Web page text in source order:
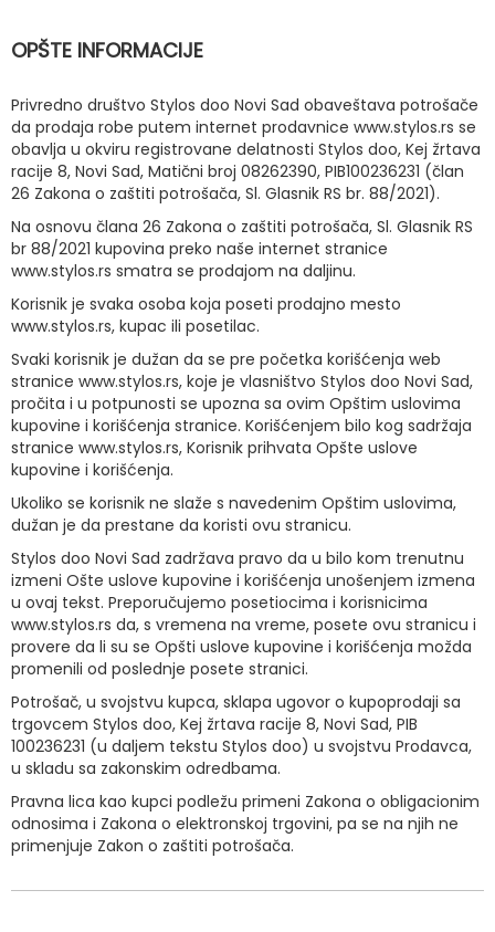
OPŠTE INFORMACIJE
Privredno društvo Stylos doo Novi Sad obaveštava potrošače
da prodaja robe putem internet prodavnice www.stylos.rs se
obavlja u okviru registrovane delatnosti Stylos doo, Kej žrtava
racije 8, Novi Sad, Matični broj 08262390, PIB100236231 (član
26 Zakona o zaštiti potrošača, Sl. Glasnik RS br. 88/2021).
Na osnovu člana 26 Zakona o zaštiti potrošača, Sl. Glasnik RS
br 88/2021 kupovina preko naše internet stranice
www.stylos.rs smatra se prodajom na daljinu.
Korisnik je svaka osoba koja poseti prodajno mesto
www.stylos.rs, kupac ili posetilac.
Svaki korisnik je dužan da se pre početka korišćenja web
stranice www.stylos.rs, koje je vlasništvo Stylos doo Novi Sad,
pročita i u potpunosti se upozna sa ovim Opštim uslovima
kupovine i korišćenja stranice. Korišćenjem bilo kog sadržaja
stranice www.stylos.rs, Korisnik prihvata Opšte uslove
kupovine i korišćenja.
Ukoliko se korisnik ne slaže s navedenim Opštim uslovima,
dužan je da prestane da koristi ovu stranicu.
Stylos doo Novi Sad zadržava pravo da u bilo kom trenutnu
izmeni Ošte uslove kupovine i korišćenja unošenjem izmena
u ovaj tekst. Preporučujemo posetiocima i korisnicima
www.stylos.rs da, s vremena na vreme, posete ovu stranicu i
provere da li su se Opšti uslove kupovine i korišćenja možda
promenili od poslednje posete stranici.
Potrošač, u svojstvu kupca, sklapa ugovor o kupoprodaji sa
trgovcem Stylos doo, Kej žrtava racije 8, Novi Sad, PIB
100236231 (u daljem tekstu Stylos doo) u svojstvu Prodavca,
u skladu sa zakonskim odredbama.
Pravna lica kao kupci podležu primeni Zakona o obligacionim
odnosima i Zakona o elektronskoj trgovini, pa se na njih ne
primenjuje Zakon o zaštiti potrošača.